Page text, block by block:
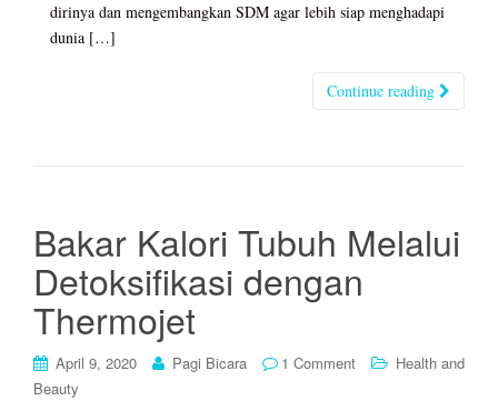
dirinya dan mengembangkan SDM agar lebih siap menghadapi
dunia […]
Continue reading
Bakar Kalori Tubuh Melalui
Detoksifikasi dengan
Thermojet
April 9, 2020 Pagi Bicara 1 Comment
Health and
Beauty